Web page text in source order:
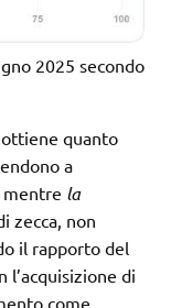
2025 secondo
quanto
a
mentre la
zecca, non
il rapporto del
l’acquisizione di
come